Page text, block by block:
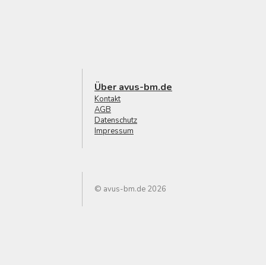
Über avus-bm.de
Kontakt
AGB
Datenschutz
Impressum
© avus-bm.de 2026